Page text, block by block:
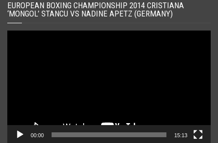
EUROPEAN BOXING CHAMPIONSHIP 2014 CRISTIANA
‘MONGOL’ STANCU VS NADINE APETZ (GERMANY)
00:00 15:13